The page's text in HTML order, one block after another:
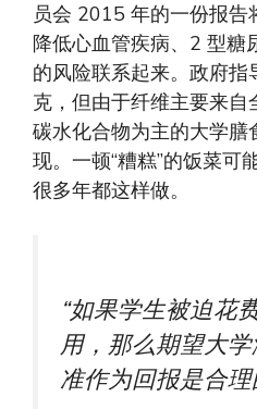
员会 2015 年的一份报告
降低心血管疾病、2 型糖
的风险联系起来。政府
克，但由于纤维主要来
碳水化合物为主的大学膳
现。一顿“糟糕”的饭菜可
很多年都这样做。
“如果学生被迫花
用，那么期望大
准作为回报是合理